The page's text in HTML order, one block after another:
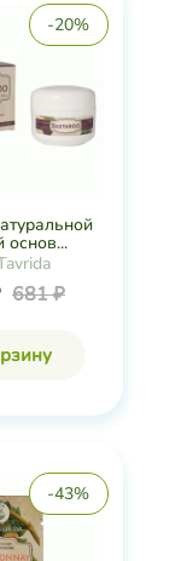
-20%
основ...
681 ₽
-43%